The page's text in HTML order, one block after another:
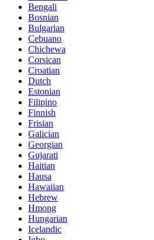
Bengali
Bosnian
Bulgarian
Cebuano
Chichewa
Corsican
Croatian
Dutch
Estonian
Filipino
Finnish
Frisian
Galician
Georgian
Gujarati
Haitian
Hausa
Hawaiian
Hebrew
Hmong
Hungarian
Icelandic